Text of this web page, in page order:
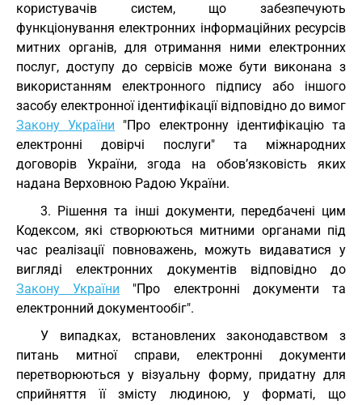
користувачів систем, що забезпечують
функціонування електронних інформаційних ресурсів
митних органів, для отримання ними електронних
послуг, доступу до сервісів може бути виконана з
використанням електронного підпису або іншого
засобу електронної ідентифікації відповідно до вимог
Закону України "Про електронну ідентифікацію та
електронні довірчі послуги" та міжнародних
договорів України, згода на обов’язковість яких
надана Верховною Радою України.
3. Рішення та інші документи, передбачені цим
Кодексом, які створюються митними органами під
час реалізації повноважень, можуть видаватися у
вигляді електронних документів відповідно до
Закону України "Про електронні документи та
електронний документообіг".
У випадках, встановлених законодавством з
питань митної справи, електронні документи
перетворюються у візуальну форму, придатну для
сприйняття її змісту людиною, у форматі, що